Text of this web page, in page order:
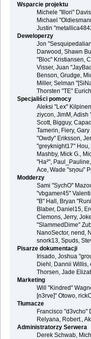
Wsparcie projektu
Michele "Illori"
Michael
Justin
Deweloperzy
Jon
Darwood, Shawn
"Bloc" Kristiansen,
Visser, Juan
Benson, Grudge,
Miller, Selman
Thorsten "TE"
Specjaliści pomocy
Aleksi "Lex"
ziycon, JimM, Adish
Scott, Bigguy,
Tamerin, Fiery,
"Owdy" Eriksson,
"greyknight17" Hou,
Mashby, Mick G.,
"Ha²",
Ace, Wade "sησω"
Modderzy
Sami "SychO"
"vbgamer45"
"B" Hall, Bryan
Blaber, Daniel15,
Clemons, Jerry,
"SlammedDime"
NanoSector, nend,
snork13, Spuds,
Pisarze dokumentacji
Irisado, Joshua
Diehl, Dannii Willis,
Thorsen, Jade
Marketing
Will "Kindred"
[n3rve]" Otowo,
Tłumacze
Francisco "d3vcho"
Relyana, Robert.,
Administratorzy Serwera
Derek Schwab,